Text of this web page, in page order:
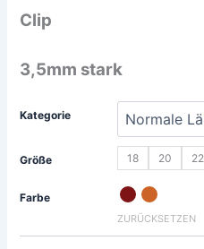
Clip
3,5mm stark
Kategorie
Größe 18 20 22
Farbe
ZURÜCKSETZEN